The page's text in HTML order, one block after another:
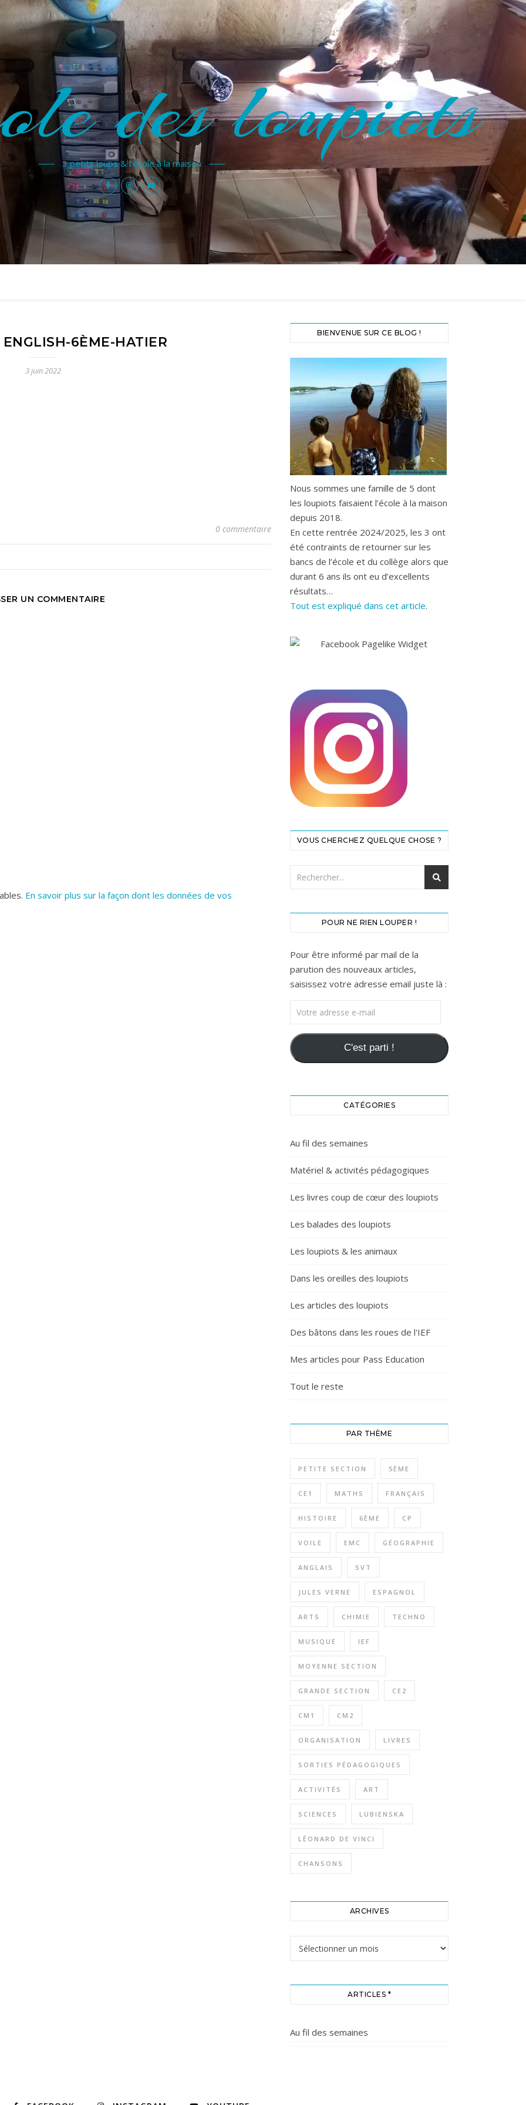
des loupiots
3 petits loups & l'école à la maison
6ÈME-HATIER
3 juin 2022
0 commentaire
UN COMMENTAIRE
En savoir plus sur la façon dont les données de vos
BIENVENUE SUR CE BLOG !
Nous sommes une famille de 5 dont
les loupiots faisaient l’école à la maison
depuis 2018.
En cette rentrée 2024/2025, les 3 ont
été contraints de retourner sur les
bancs de l’école et du collège alors que
durant 6 ans ils ont eu d’excellents
résultats…
Tout est expliqué dans cet article.
VOUS CHERCHEZ QUELQUE CHOSE ?
POUR NE RIEN LOUPER !
Pour être informé par mail de la
parution des nouveaux articles,
saisissez votre adresse email juste là :
Votre adresse e-mail
C'est parti !
CATÉGORIES
Au fil des semaines
Matériel & activités pédagogiques
Les livres coup de cœur des loupiots
Les balades des loupiots
Les loupiots & les animaux
Dans les oreilles des loupiots
Les articles des loupiots
Des bâtons dans les roues de l'IEF
Mes articles pour Pass Education
Tout le reste
PAR THÈME
PETITE SECTION 5ÈME
CE1 MATHS FRANÇAIS
HISTOIRE 6ÈME CP
VOILE EMC GÉOGRAPHIE
ANGLAIS SVT
JULES VERNE ESPAGNOL
ARTS CHIMIE TECHNO
MUSIQUE IEF
MOYENNE SECTION
GRANDE SECTION CE2
CM1 CM2
ORGANISATION LIVRES
SORTIES PÉDAGOGIQUES
ACTIVITÉS ART
SCIENCES LUBIENSKA
LÉONARD DE VINCI
CHANSONS
ARCHIVES
ARTICLES *
Au fil des semaines